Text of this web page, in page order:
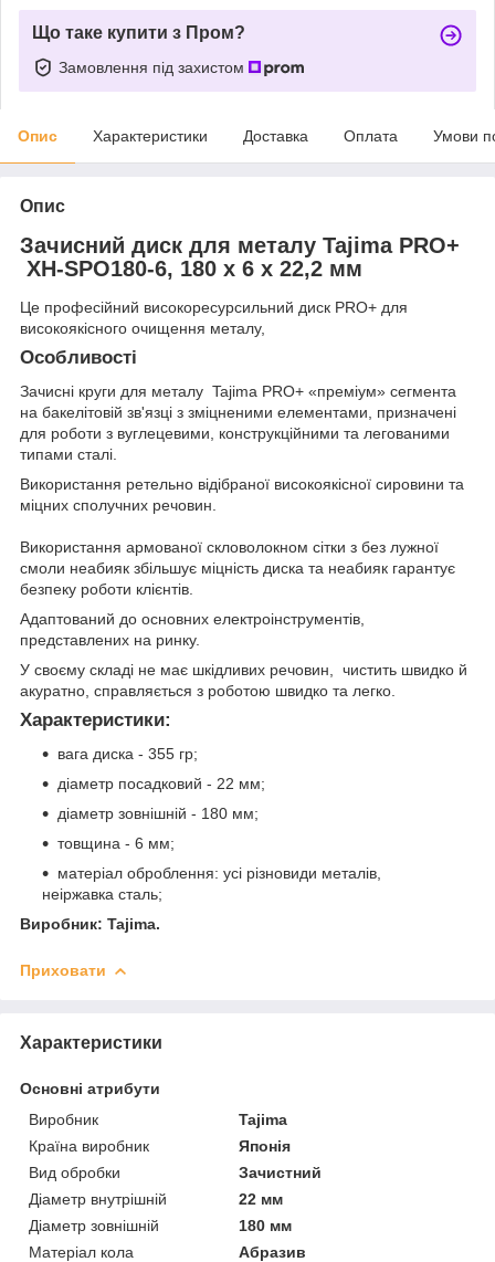
Що таке купити з Пром?
Замовлення під захистом
Опис Характеристики Доставка Оплата Умови
Опис
Зачисний диск для металу Tajima PRO+
XH-SPO180-6, 180 х 6 х 22,2 мм
Це професійний високоресурсильний диск PRO+ для
високоякісного очищення металу,
Особливості
Зачисні круги для металу Tajima PRO+ «преміум» сегмента
на бакелітовій зв'язці з зміцненими елементами, призначені
для роботи з вуглецевими, конструкційними та легованими
типами сталі.
Використання ретельно відібраної високоякісної сировини та
міцних сполучних речовин.
Використання армованої скловолокном сітки з без лужної
смоли неабияк збільшує міцність диска та неабияк гарантує
безпеку роботи клієнтів.
Адаптований до основних електроінструментів,
представлених на ринку.
У своєму складі не має шкідливих речовин, чистить швидко й
акуратно, справляється з роботою швидко та легко.
Характеристики:
вага диска - 355 гр;
діаметр посадковий - 22 мм;
діаметр зовнішній - 180 мм;
товщина - 6 мм;
матеріал оброблення: усі різновиди металів,
неіржавка сталь;
Виробник: Tajima.
Приховати
Характеристики
Основні атрибути
Виробник
Tajima
Країна виробник
Японія
Вид обробки
Зачистний
Діаметр внутрішній
22 мм
Діаметр зовнішній
180 мм
Матеріал кола
Абразив